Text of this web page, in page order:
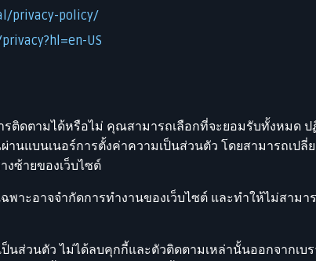
privacy-policy/
US
ติดตามได้หรือไม่ คุณสามารถเลือกที่จะยอมรับทั้งหมด ป
แบนเนอร์การตั้งค่าความเป็นส่วนตัว โดยสามารถเปลี่
ซ้ายของเว็บไซต์
าะอาจจำกัดการทำงานของเว็บไซต์ และทำให้ไม่สามา
ส่วนตัว ไม่ได้ลบคุกกี้และตัวติดตามเหล่านั้นออกจากเบร